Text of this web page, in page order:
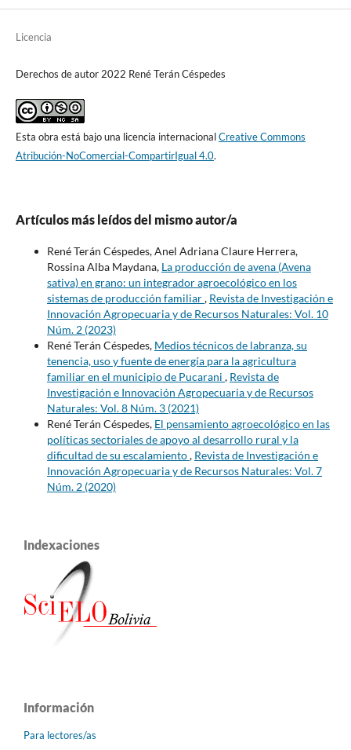
Licencia
Derechos de autor 2022 René Terán Céspedes
Esta obra está bajo una licencia internacionalCreative Commons
Atribución-NoComercial-CompartirIgual 4.0.
Artículos más leídos del mismo autor/a
René Terán Céspedes, Anel Adriana Claure Herrera,
Rossina Alba Maydana, La producción de avena (Avena
sativa) en grano: un integrador agroecológico en los
sistemas de producción familiar, Revista de Investigación e
Innovación Agropecuaria y de Recursos Naturales: Vol. 10
Núm. 2 (2023)
René Terán Céspedes, Medios técnicos de labranza, su
tenencia, uso y fuente de energía para la agricultura
familiar en el municipio de Pucarani , Revista de
Investigación e Innovación Agropecuaria y de Recursos
Naturales: Vol. 8 Núm. 3 (2021)
René Terán Céspedes, El pensamiento agroecológico en las
políticas sectoriales de apoyo al desarrollo rural y la
dificultad de su escalamiento, Revista de Investigación e
Innovación Agropecuaria y de Recursos Naturales: Vol. 7
Núm. 2 (2020)
Indexaciones
Información
Para lectores/as